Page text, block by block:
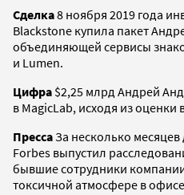
Сделка8 ноября 2019 года
Blackstone купила пакет
объединяющей сервисы
и Lumen.
Цифра $2,25 млрд Андрей
в MagicLab, исходя из
ПрессаЗа несколько
Forbes выпустил
бывшие сотрудники
токсичной атмосфере в